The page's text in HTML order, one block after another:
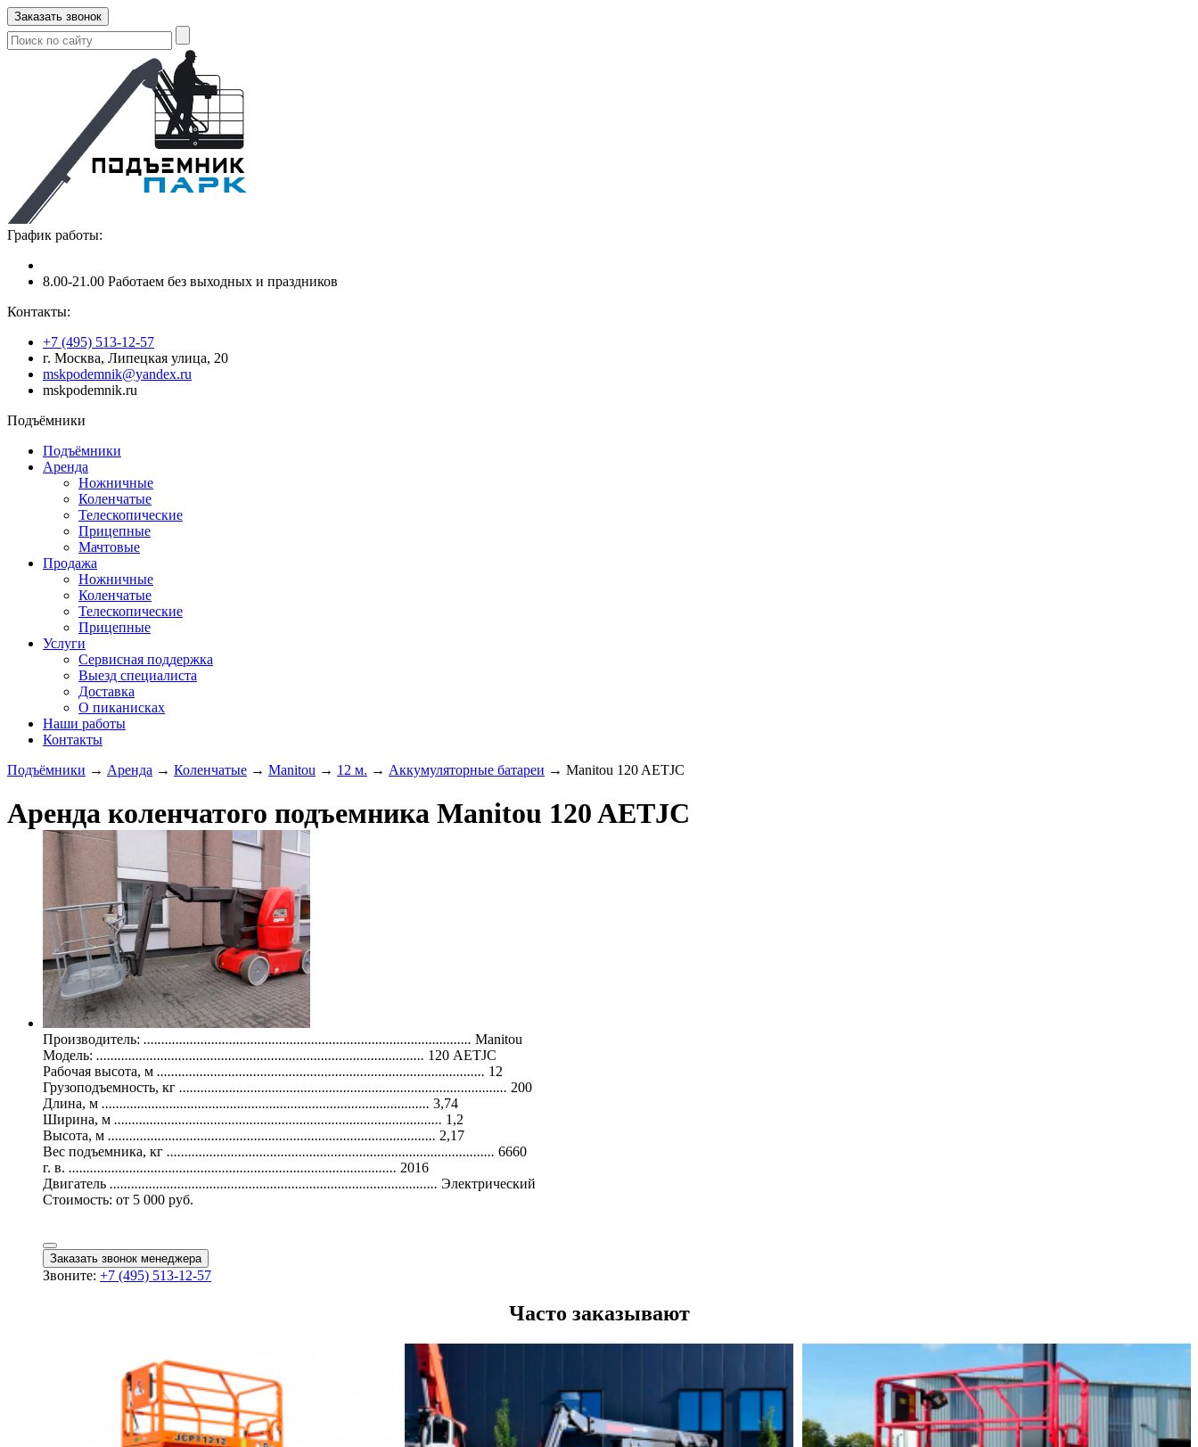
Заказать звонок
График работы:
8.00-21.00 Работаем без выходных и праздников
Контакты:
+7 (495) 513-12-57
г. Москва, Липецкая улица, 20
mskpodemnik@yandex.ru
mskpodemnik.ru
Подъёмники
Подъёмники
Аренда
Ножничные
Коленчатые
Телескопические
Прицепные
Мачтовые
Продажа
Ножничные
Коленчатые
Телескопические
Прицепные
Услуги
Сервисная поддержка
Выезд специалиста
Доставка
О пиканисках
Наши работы
Контакты
Подъёмники → Аренда → Коленчатые → Manitou → 12 м. → Аккумуляторные батареи → Manitou 120 AETJC
Аренда коленчатого подъемника Manitou 120 AETJC
Производитель: ............................................................................................ Manitou
Модель: ............................................................................................ 120 AETJC
Рабочая высота, м ............................................................................................ 12
Грузоподъемность, кг ............................................................................................ 200
Длина, м ............................................................................................ 3,74
Ширина, м ............................................................................................ 1,2
Высота, м ............................................................................................ 2,17
Вес подъемника, кг ............................................................................................ 6660
г. в. ............................................................................................ 2016
Двигатель ............................................................................................ Электрический
Стоимость: от 5 000 руб.
Заказать звонок менеджера
Звоните: +7 (495) 513-12-57
Часто заказывают